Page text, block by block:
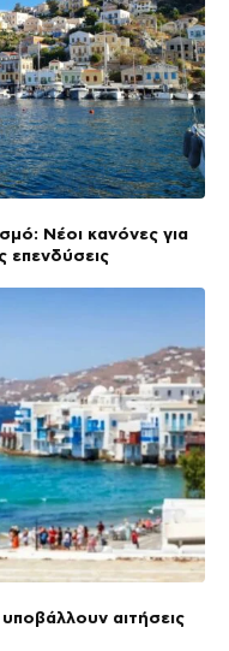
Νέοι κανόνες για
επενδύσεις
αιτήσεις